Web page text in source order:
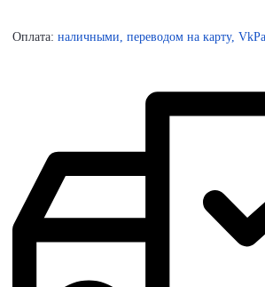
Оплата: наличными, переводом на карту,